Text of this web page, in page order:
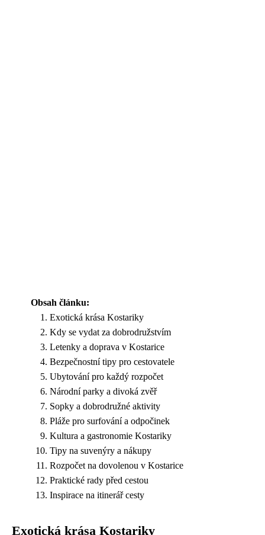
Obsah článku:
Exotická krása Kostariky
Kdy se vydat za dobrodružstvím
Letenky a doprava v Kostarice
Bezpečnostní tipy pro cestovatele
Ubytování pro každý rozpočet
Národní parky a divoká zvěř
Sopky a dobrodružné aktivity
Pláže pro surfování a odpočinek
Kultura a gastronomie Kostariky
Tipy na suvenýry a nákupy
Rozpočet na dovolenou v Kostarice
Praktické rady před cestou
Inspirace na itinerář cesty
Exotická krása Kostariky